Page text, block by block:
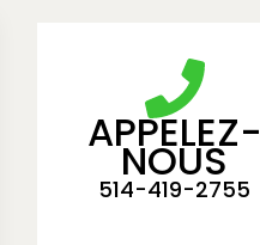
APPELEZ-
NOUS
514-419-2755